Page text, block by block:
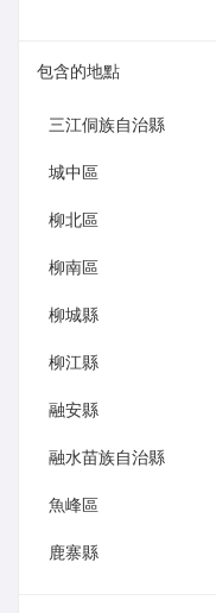
包含的地點
三江侗族自治縣
城中區
柳北區
柳南區
柳城縣
柳江縣
融安縣
融水苗族自治縣
魚峰區
鹿寨縣